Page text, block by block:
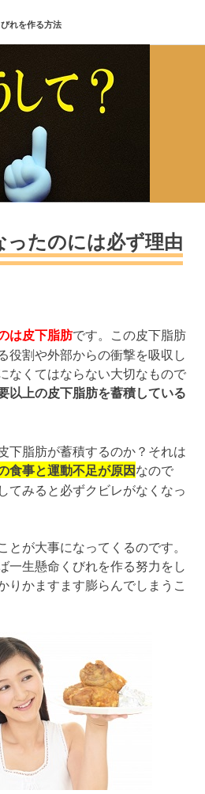
れを作る方法
ったのには必ず理由
は皮下脂肪です。この皮下脂肪
役割や外部からの衝撃を吸収し
なくてはならない大切なもので
以上の皮下脂肪を蓄積している
下脂肪が蓄積するのか？それは
食事と運動不足が原因なので
てみると必ずクビレがなくなっ
とが大事になってくるのです。
一生懸命くびれを作る努力をし
りかますます膨らんでしまうこ